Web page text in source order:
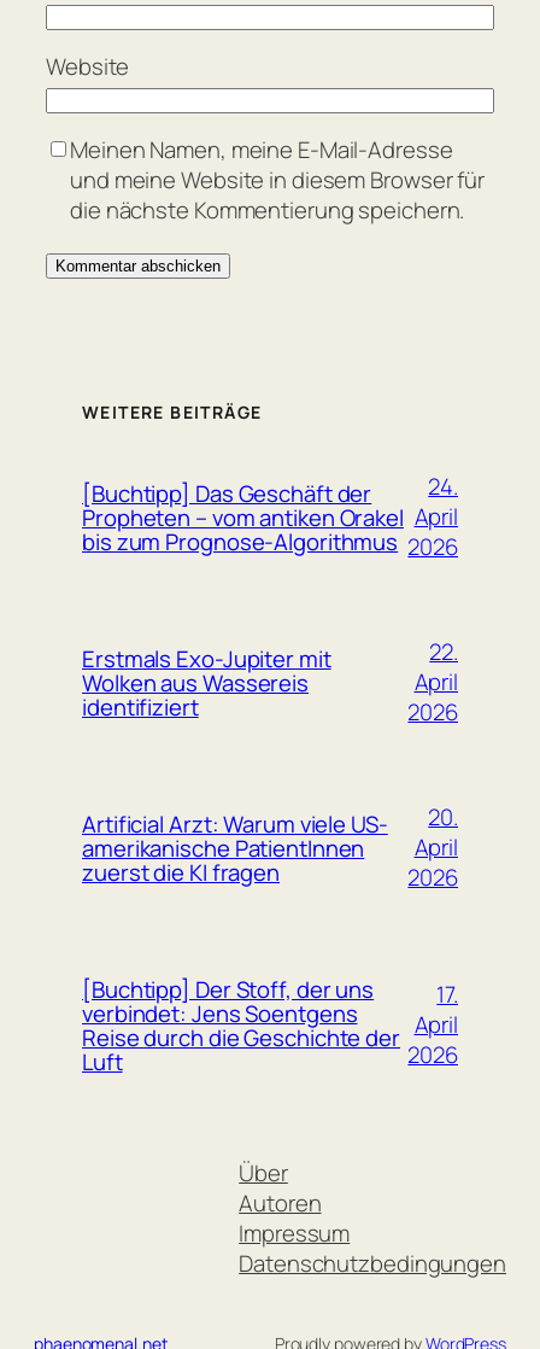
Website
Meinen Namen, meine E-Mail-Adresse
und meine Website in diesem Browser für
die nächste Kommentierung speichern.
WEITERE BEITRÄGE
[Buchtipp] Das Geschäft der
Propheten – vom antiken Orakel
bis zum Prognose-Algorithmus
24.
April
2026
Erstmals Exo-Jupiter mit
Wolken aus Wassereis
identifiziert
22.
April
2026
Artificial Arzt: Warum viele US-
amerikanische PatientInnen
zuerst die KI fragen
20.
April
2026
[Buchtipp] Der Stoff, der uns
verbindet: Jens Soentgens
Reise durch die Geschichte der
Luft
17.
April
2026
Über
Autoren
Impressum
Datenschutzbedingungen
phaenomenal.net Proudly powered byWordPress